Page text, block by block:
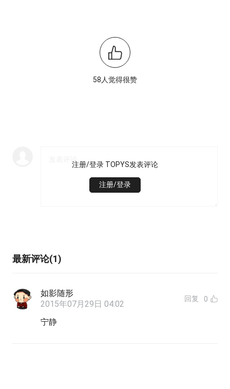
58人觉得很赞
注册/登录 TOPYS发表评论
注册/登录
最新评论(1)
如影随形
2015年07月29日 04:02
回复 0
宁静